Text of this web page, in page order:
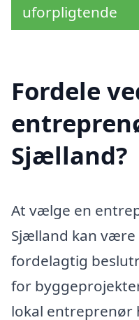
uforpligtende
Fordele
Sjælland?
At vælge en
Sjælland kan
fordelagtig
for
lokal entreprenør